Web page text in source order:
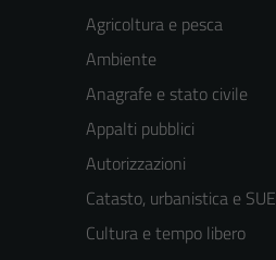
Agricoltura e pesca
Ambiente
Anagrafe e stato civile
Appalti pubblici
Autorizzazioni
Catasto, urbanistica e SUE
Cultura e tempo libero